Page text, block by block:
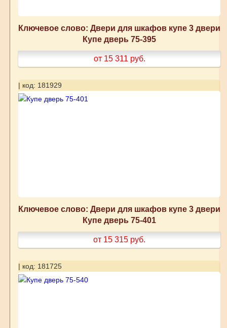
Ключевое слово: Двери для шкафов купе 3 двери
Купе дверь 75-395
от 15 311 руб.
| код: 181929
Ключевое слово: Двери для шкафов купе 3 двери
Купе дверь 75-401
от 15 315 руб.
| код: 181725